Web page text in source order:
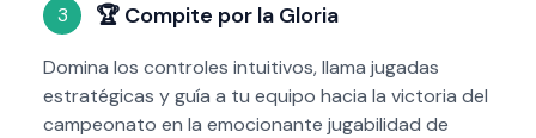
3 🏆 Compite por la Gloria
Domina los controles intuitivos, llama jugadas
estratégicas y guía a tu equipo hacia la victoria del
campeonato en la emocionante jugabilidad de